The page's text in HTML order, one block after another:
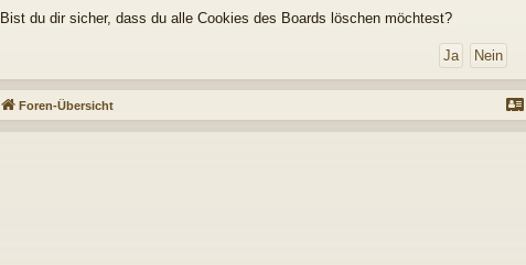
riff
Bist du dir sicher, dass du alle Cookies des Boards löschen möchtest?
Foren-Übersicht